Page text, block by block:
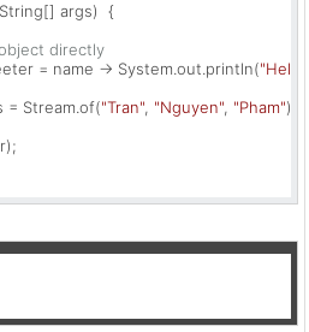
args)
  {
directly
= name -> System.out.println(
"Hello
= Stream.of(
"Tran", "Nguyen", "Pham");